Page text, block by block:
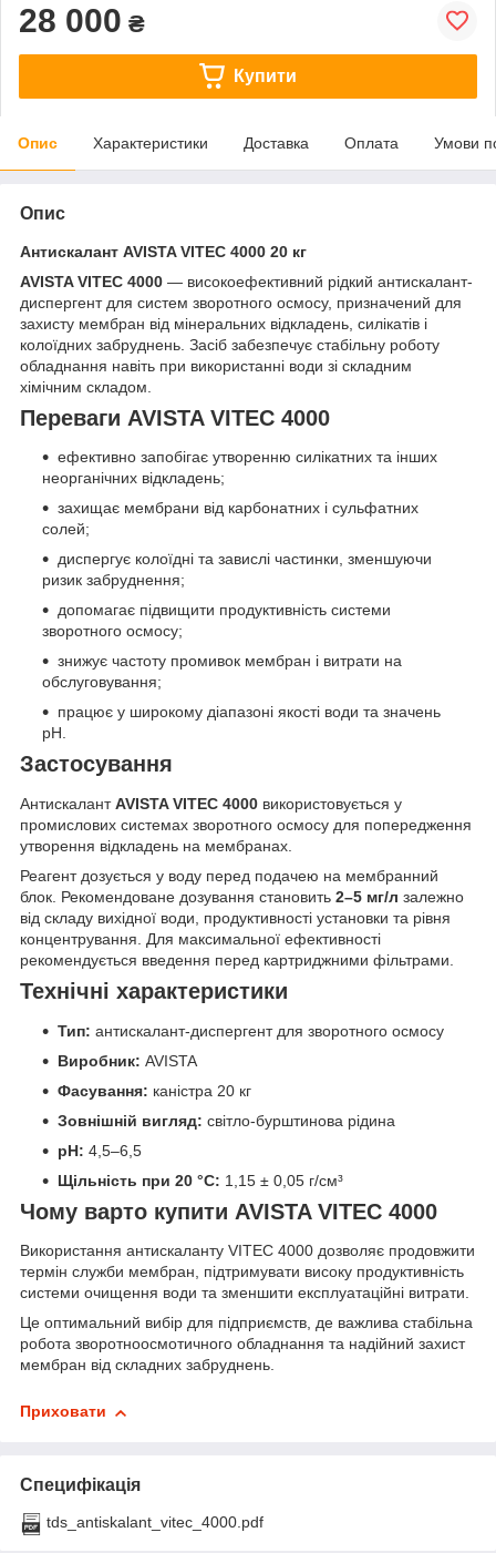
28 000 ₴
Купити
Опис Характеристики Доставка Оплата Умови
Опис
Антискалант AVISTA VITEC 4000 20 кг
AVISTA VITEC 4000 — високоефективний рідкий антискалант-
диспергент для систем зворотного осмосу, призначений для
захисту мембран від мінеральних відкладень, силікатів і
колоїдних забруднень. Засіб забезпечує стабільну роботу
обладнання навіть при використанні води зі складним
хімічним складом.
Переваги AVISTA VITEC 4000
ефективно запобігає утворенню силікатних та інших
неорганічних відкладень;
захищає мембрани від карбонатних і сульфатних
солей;
диспергує колоїдні та завислі частинки, зменшуючи
ризик забруднення;
допомагає підвищити продуктивність системи
зворотного осмосу;
знижує частоту промивок мембран і витрати на
обслуговування;
працює у широкому діапазоні якості води та значень
pH.
Застосування
АнтискалантAVISTA VITEC 4000 використовується у
промислових системах зворотного осмосу для попередження
утворення відкладень на мембранах.
Реагент дозується у воду перед подачею на мембранний
блок. Рекомендоване дозування становить 2–5 мг/л залежно
від складу вихідної води, продуктивності установки та рівня
концентрування. Для максимальної ефективності
рекомендується введення перед картриджними фільтрами.
Технічні характеристики
Тип: антискалант-диспергент для зворотного осмосу
Виробник: AVISTA
Фасування: каністра 20 кг
Зовнішній вигляд: світло-бурштинова рідина
pH: 4,5–6,5
Щільність при 20 °C: 1,15 ± 0,05 г/см³
Чому варто купити AVISTA VITEC 4000
Використання антискаланту VITEC 4000 дозволяє продовжити
термін служби мембран, підтримувати високу продуктивність
системи очищення води та зменшити експлуатаційні витрати.
Це оптимальний вибір для підприємств, де важлива стабільна
робота зворотноосмотичного обладнання та надійний захист
мембран від складних забруднень.
Приховати
Специфікація
tds_antiskalant_vitec_4000.pdf